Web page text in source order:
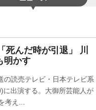
死んだ時が引退」 川
明かす
の読売テレビ・日本テレビ系
に出演する。大御所芸能人が
考え...